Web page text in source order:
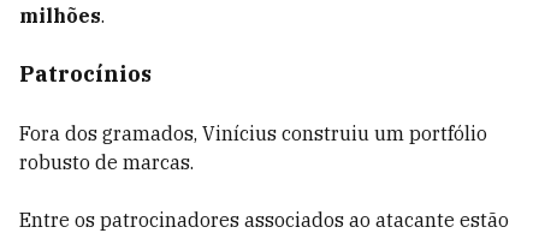
milhões.
Patrocínios
Fora dos gramados, Vinícius construiu um portfólio
robusto de marcas.
Entre os patrocinadores associados ao atacante estão